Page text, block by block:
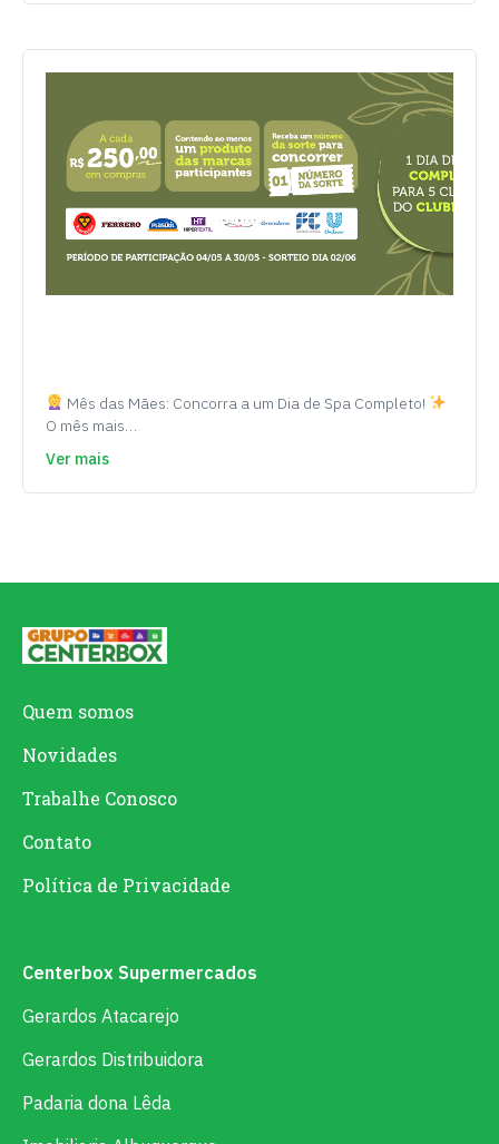
Mês das Mães: Concorra a um Dia de Spa Completo!
O mês mais…
Ver mais
Quem somos
Novidades
Trabalhe Conosco
Contato
Política de Privacidade
Centerbox Supermercados
Gerardos Atacarejo
Gerardos Distribuidora
Padaria dona Lêda